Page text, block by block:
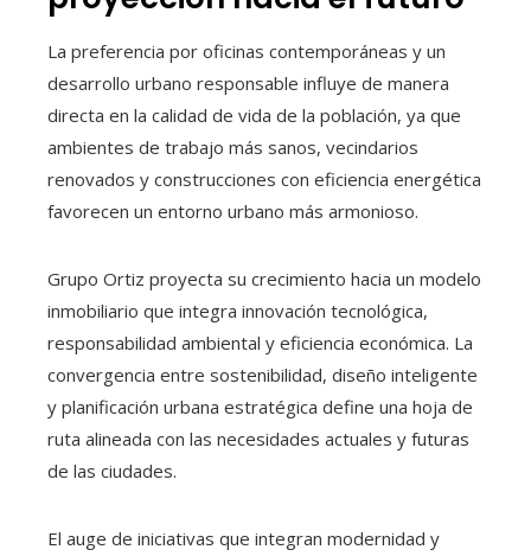
La preferencia por oficinas contemporáneas y un
desarrollo urbano responsable influye de manera
directa en la calidad de vida de la población, ya que
ambientes de trabajo más sanos, vecindarios
renovados y construcciones con eficiencia energética
favorecen un entorno urbano más armonioso.
Grupo Ortiz proyecta su crecimiento hacia un modelo
inmobiliario que integra innovación tecnológica,
responsabilidad ambiental y eficiencia económica. La
convergencia entre sostenibilidad, diseño inteligente
y planificación urbana estratégica define una hoja de
ruta alineada con las necesidades actuales y futuras
de las ciudades.
El auge de iniciativas que integran modernidad y